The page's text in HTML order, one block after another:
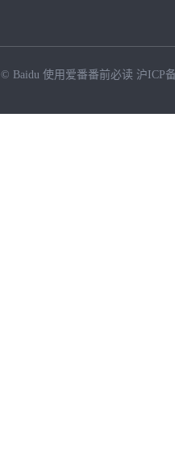
© Baidu 使用爱番番前必读 沪ICP